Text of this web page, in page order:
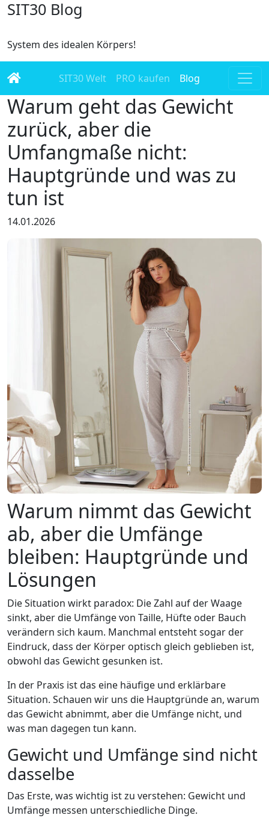
SIT30 Blog
System des idealen Körpers!
SIT30 Welt PRO kaufen Blog
Warum geht das Gewicht
zurück, aber die
Umfangmaße nicht:
Hauptgründe und was zu
tun ist
14.01.2026
Warum nimmt das Gewicht
ab, aber die Umfänge
bleiben: Hauptgründe und
Lösungen
Die Situation wirkt paradox: Die Zahl auf der Waage
sinkt, aber die Umfänge von Taille, Hüfte oder Bauch
verändern sich kaum. Manchmal entsteht sogar der
Eindruck, dass der Körper optisch gleich geblieben ist,
obwohl das Gewicht gesunken ist.
In der Praxis ist das eine häufige und erklärbare
Situation. Schauen wir uns die Hauptgründe an, warum
das Gewicht abnimmt, aber die Umfänge nicht, und
was man dagegen tun kann.
Gewicht und Umfänge sind nicht
dasselbe
Das Erste, was wichtig ist zu verstehen: Gewicht und
Umfänge messen unterschiedliche Dinge.